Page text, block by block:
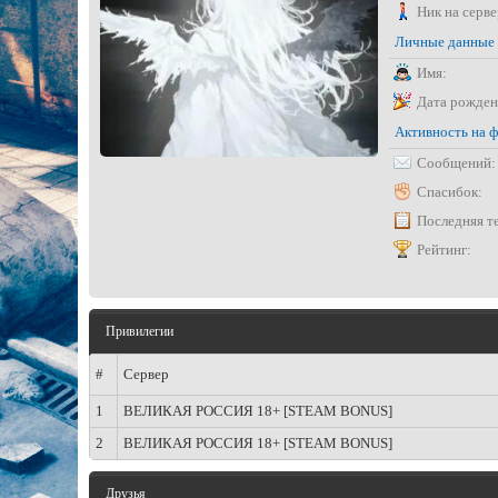
Ник на
Личные данные
Имя:
Дата
Активность на
Сообщений:
Спасибок:
Последняя
Рейтинг:
Привилегии
# Сервер
1
ВЕЛИКАЯ РОССИЯ 18+ [STEAM BONUS]
2
ВЕЛИКАЯ РОССИЯ 18+ [STEAM BONUS]
Друзья